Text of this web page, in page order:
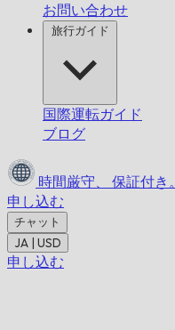
お問い合わせ
旅行ガイド
国際運転ガイド
ブログ
時間厳守、
保証付き。
申し込む
チャット
JA | USD
申し込む